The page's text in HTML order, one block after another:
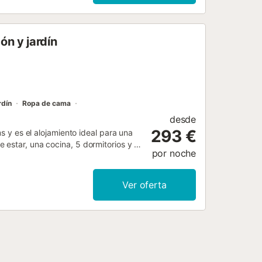
y jardín
Ropa de cama
y es el alojamiento ideal para una
estar, una cocina, 5 dormitorios y 2
hay una mesa de ping-pong y un
Este alojamiento no dispone de:
privado con piscina, jardín,
del aire libre. Hay una pista de
en cuenta que puede haber
de su visita, lo que puede afectar
desde
293 €
por noche
Ver oferta